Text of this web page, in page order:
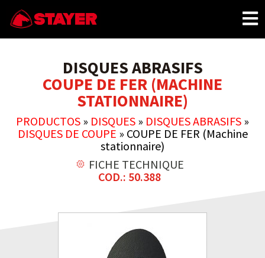
DISQUES ABRASIFS
COUPE DE FER (MACHINE
STATIONNAIRE)
PRODUCTOS » DISQUES » DISQUES ABRASIFS »
DISQUES DE COUPE » COUPE DE FER (Machine
stationnaire)
FICHE TECHNIQUE
COD.: 50.388